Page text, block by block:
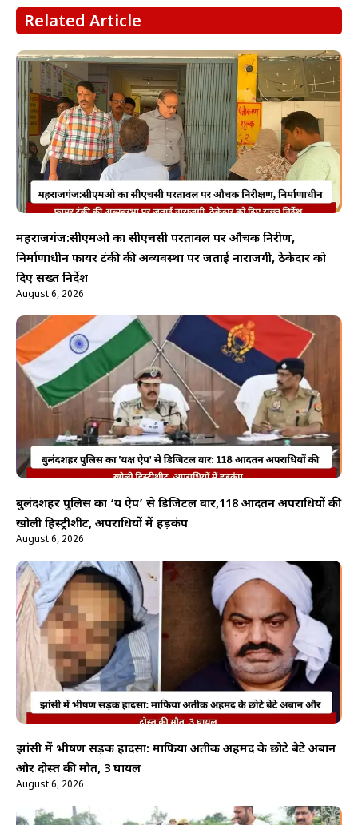
Related Article
महराजगंज:सीएमओ का सीएचसी परतावल पर औचक निरीक्षण,
निर्माणाधीन फायर टंकी की अव्यवस्था पर जताई नाराजगी, ठेकेदार को
दिए सख्त निर्देश
August 6, 2026
बुलंदशहर पुलिस का ‘यक्ष ऐप’ से डिजिटल वार,118 आदतन अपराधियों की
खोली हिस्ट्रीशीट, अपराधियों में हड़कंप
August 6, 2026
झांसी में भीषण सड़क हादसा: माफिया अतीक अहमद के छोटे बेटे अबान
और दोस्त की मौत, 3 घायल
August 6, 2026